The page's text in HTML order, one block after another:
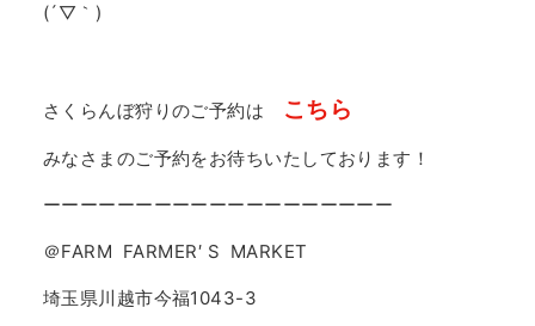
(´▽｀)
さくらんぼ狩りのご予約は こちら
みなさまのご予約をお待ちいたしております！
ーーーーーーーーーーーーーーーーーーー
＠FARM FARMER′ S MARKET
埼玉県川越市今福1043-3